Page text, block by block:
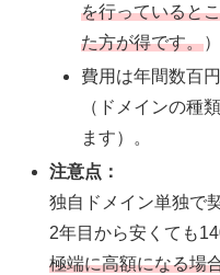
を行っていると
た方が得です。）
費用は年間数百
（ドメインの種
ます）。
注意点：
独自ドメイン単独で
2年目から安くても
極端に高額になる場